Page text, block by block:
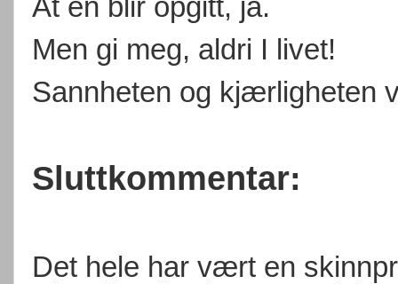
Men gi meg, aldri I livet!
Sannheten og kjærligheten
Sluttkommentar:
Det hele har vært en